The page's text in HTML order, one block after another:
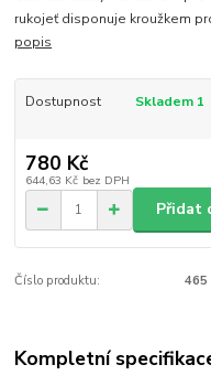
rukojeť disponuje kroužkem
popis
Dostupnost Skladem 1
780 Kč
644,63 Kč bez DPH
Přidat
Číslo produktu: 465
Kompletní